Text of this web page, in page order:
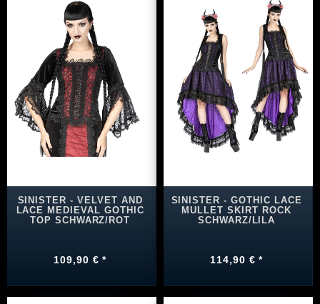
SINISTER - VELVET AND
LACE MEDIEVAL GOTHIC
TOP SCHWARZ/ROT
109,90 € *
SINISTER - GOTHIC LACE
MULLET SKIRT ROCK
SCHWARZ/LILA
114,90 € *